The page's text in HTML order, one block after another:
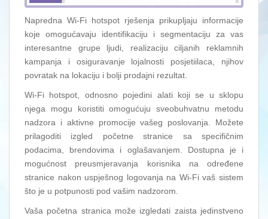
Napredna Wi-Fi hotspot rješenja prikupljaju informacije
koje omogućavaju identifikaciju i segmentaciju za vas
interesantne grupe ljudi, realizaciju ciljanih reklamnih
kampanja i osiguravanje lojalnosti posjetiilaca, njihov
povratak na lokaciju i bolji prodajni rezultat.
Wi-Fi hotspot, odnosno pojedini alati koji se u sklopu
njega mogu koristiti omogućuju sveobuhvatnu metodu
nadzora i aktivne promocije vašeg poslovanja. Možete
prilagoditi izgled početne stranice sa specifičnim
podacima, brendovima i oglašavanjem. Dostupna je i
mogućnost preusmjeravanja korisnika na određene
stranice nakon uspješnog logovanja na Wi-Fi vaš sistem
što je u potpunosti pod vašim nadzorom.
Vaša početna stranica može izgledati zaista jedinstveno